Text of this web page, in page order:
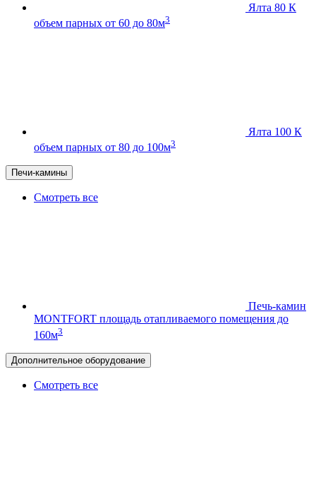
Ялта 80 К
объем парных от 60 до 80м3
Ялта 100 К
объем парных от 80 до 100м3
Печи-камины
Смотреть все
Печь-камин
MONTFORT площадь отапливаемого помещения до
160м3
Дополнительное оборудование
Смотреть все